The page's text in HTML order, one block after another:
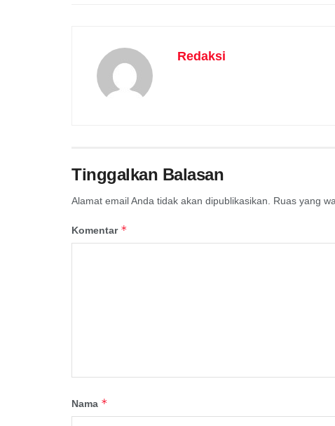
Redaksi
Tinggalkan Balasan
Alamat email Anda tidak akan dipublikasikan. Ruas yang
Komentar *
Nama *